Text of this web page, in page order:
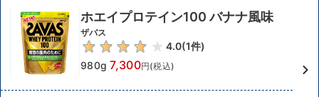
ホエイプロテイン100 バナナ風味
ザバス
4.0(1件)
980g 7,300円(税込)